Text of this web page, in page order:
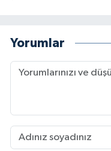
Yorumlar